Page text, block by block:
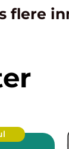
flere